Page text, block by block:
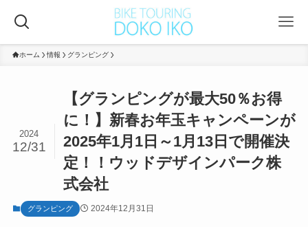
ホーム 情報 グランピング
【グランピングが最大50％お得
に！】新春お年玉キャンペーンが
2025年1月1日～1月13日で開催決
定！！ウッドデザインパーク株
式会社
2024
12/31
グランピング 2024年12月31日